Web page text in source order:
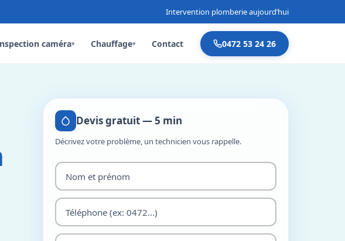
Intervention plomberie aujourd’hui
caméra▾ Chauffage▾ Contact 0472 53 24 26
Devis gratuit — 5 min
Décrivez votre problème, un technicien vous rappelle.